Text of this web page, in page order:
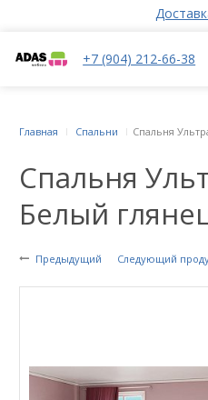
+7 (904) 212-66-38
Спальня
Белый
Предыдущий Следующий
Главная Спальни Спальня